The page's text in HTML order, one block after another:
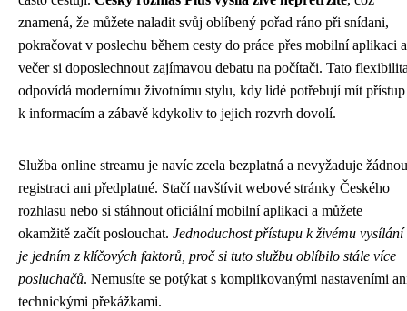
znamená, že můžete naladit svůj oblíbený pořad ráno při snídani,
pokračovat v poslechu během cesty do práce přes mobilní aplikaci a
večer si doposlechnout zajímavou debatu na počítači. Tato
odpovídá modernímu životnímu stylu, kdy lidé potřebují mít přístup
k informacím a zábavě kdykoliv to jejich rozvrh dovolí.
Služba online streamu je navíc zcela bezplatná a nevyžaduje žádnou
registraci ani předplatné. Stačí navštívit webové stránky Českého
rozhlasu nebo si stáhnout oficiální mobilní aplikaci a můžete
okamžitě začít poslouchat. Jednoduchost přístupu k živému vysílání
je jedním z klíčových faktorů, proč si tuto službu oblíbilo stále více
posluchačů. Nemusíte se potýkat s komplikovanými nastaveními
technickými překážkami.